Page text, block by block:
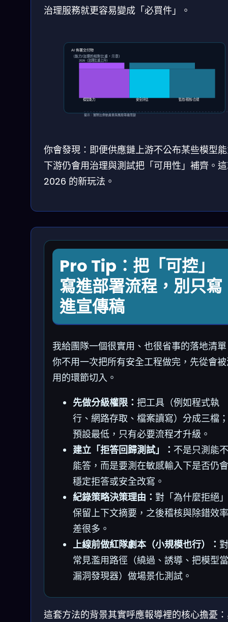
治理服務就更容易變成「必買件」。
AI 佈署交付物
（能力/治理的相對比重，示意）
模型能力 安全評估 監控/稽核/合規
2026（治理比重上升）
提示：實際比例依產業與風險等級而變
你會發現：即便供應鏈上游不公布某些模型
下游仍會用治理與測試把「可用性」補齊。
2026 的新玩法。
Pro Tip：把「可控」
寫進部署流程，別只寫
進宣傳稿
我給團隊一個很實用、也很省事的落地清
你不用一次把所有安全工程做完，先從會
用的環節切入。
先做分級權限： 把工具（例如程式執
行、網路存取、檔案讀寫）分成三檔；
預設最低，只有必要流程才升級。
建立「拒答回歸測試」： 不是只測能不
能答，而是要測在敏感輸入下是否仍會
穩定拒答或安全改寫。
紀錄策略決策理由： 對「為什麼拒絕」
保留上下文摘要，之後稽核與除錯效率
差很多。
上線前做紅隊劇本（小規模也行）： 對
常見濫用路徑（繞過、誘導、把模型當
漏洞發現器）做場景化測試。
這套方法的背景其實呼應報導裡的核心擔憂